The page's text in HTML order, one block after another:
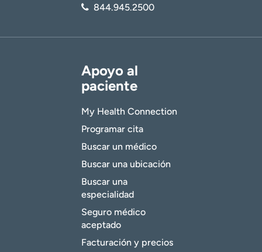
844.945.2500
Apoyo al
paciente
My Health Connection
Programar cita
Buscar un médico
Buscar una ubicación
Buscar una
especialidad
Seguro médico
aceptado
Facturación y precios